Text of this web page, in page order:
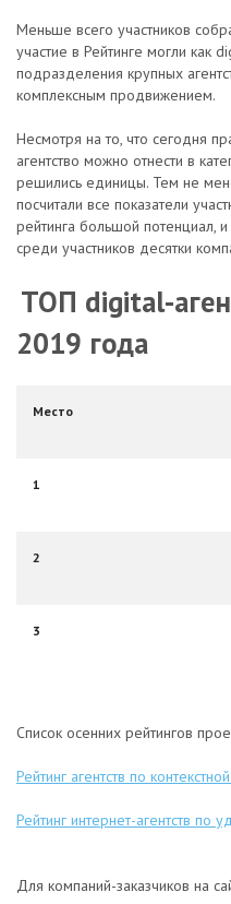
Меньше всего участников
участие в Рейтинге могли как
подразделения крупных
комплексным продвижением.
Несмотря на то, что сегодня
агентство можно отнести в
решились единицы. Тем не
посчитали все показатели
рейтинга большой потенциал,
среди участников десятки
ТОП digital-
2019 года
Место
1
2
3
Список осенних рейтингов
Рейтинг агентств по
Рейтинг интернет-агентств по
Для компаний-заказчиков на